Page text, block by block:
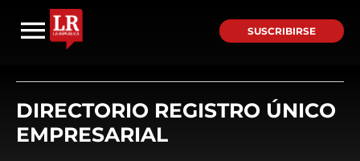
SUSCRIBIRSE
DIRECTORIO REGISTRO ÚNICO
EMPRESARIAL